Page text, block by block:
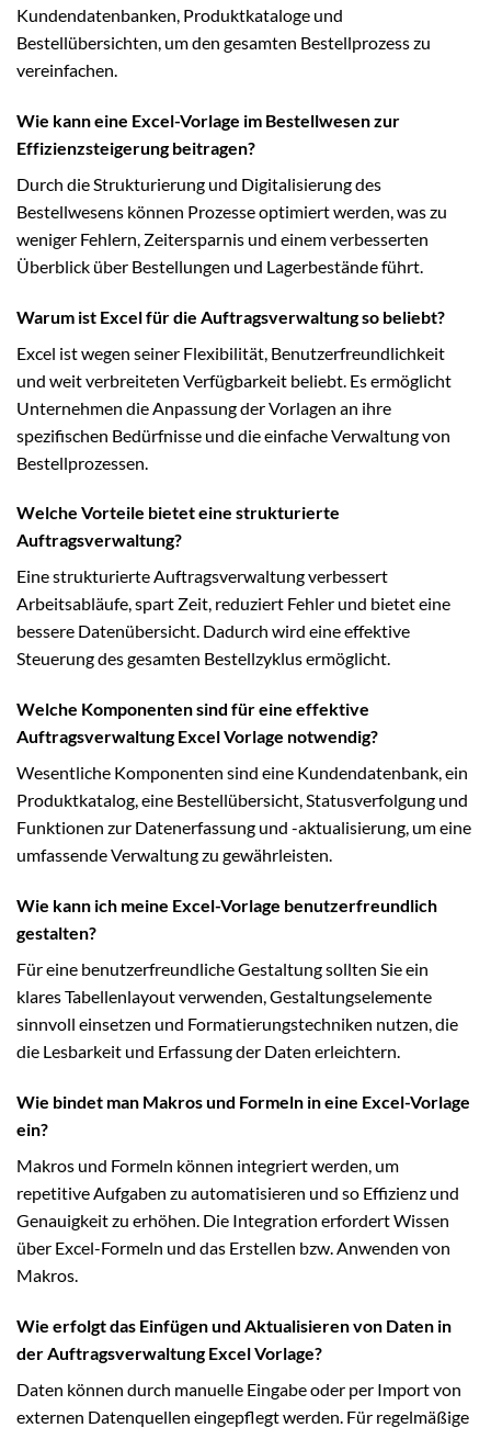
Kundendatenbanken, Produktkataloge und
Bestellübersichten, um den gesamten Bestellprozess zu
vereinfachen.
Wie kann eine Excel-Vorlage im Bestellwesen zur
Effizienzsteigerung beitragen?
Durch die Strukturierung und Digitalisierung des
Bestellwesens können Prozesse optimiert werden, was zu
weniger Fehlern, Zeitersparnis und einem verbesserten
Überblick über Bestellungen und Lagerbestände führt.
Warum ist Excel für die Auftragsverwaltung so beliebt?
Excel ist wegen seiner Flexibilität, Benutzerfreundlichkeit
und weit verbreiteten Verfügbarkeit beliebt. Es ermöglicht
Unternehmen die Anpassung der Vorlagen an ihre
spezifischen Bedürfnisse und die einfache Verwaltung von
Bestellprozessen.
Welche Vorteile bietet eine strukturierte
Auftragsverwaltung?
Eine strukturierte Auftragsverwaltung verbessert
Arbeitsabläufe, spart Zeit, reduziert Fehler und bietet eine
bessere Datenübersicht. Dadurch wird eine effektive
Steuerung des gesamten Bestellzyklus ermöglicht.
Welche Komponenten sind für eine effektive
Auftragsverwaltung Excel Vorlage notwendig?
Wesentliche Komponenten sind eine Kundendatenbank, ein
Produktkatalog, eine Bestellübersicht, Statusverfolgung und
Funktionen zur Datenerfassung und -aktualisierung, um eine
umfassende Verwaltung zu gewährleisten.
Wie kann ich meine Excel-Vorlage benutzerfreundlich
gestalten?
Für eine benutzerfreundliche Gestaltung sollten Sie ein
klares Tabellenlayout verwenden, Gestaltungselemente
sinnvoll einsetzen und Formatierungstechniken nutzen, die
die Lesbarkeit und Erfassung der Daten erleichtern.
Wie bindet man Makros und Formeln in eine Excel-Vorlage
ein?
Makros und Formeln können integriert werden, um
repetitive Aufgaben zu automatisieren und so Effizienz und
Genauigkeit zu erhöhen. Die Integration erfordert Wissen
über Excel-Formeln und das Erstellen bzw. Anwenden von
Makros.
Wie erfolgt das Einfügen und Aktualisieren von Daten in
der Auftragsverwaltung Excel Vorlage?
Daten können durch manuelle Eingabe oder per Import von
externen Datenquellen eingepflegt werden. Für regelmäßige